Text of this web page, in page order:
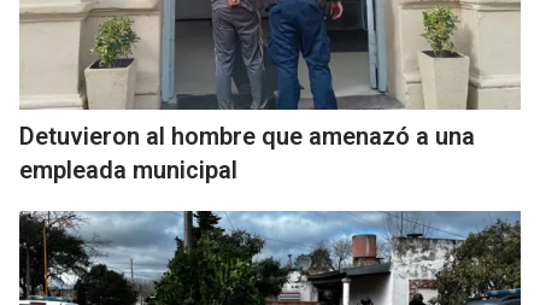
Detuvieron al hombre que amenazó a una
empleada municipal